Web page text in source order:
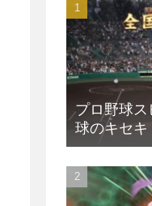
プロ野球ス
球のキセキ
方法